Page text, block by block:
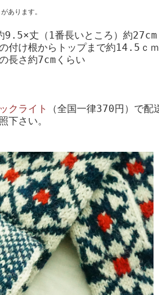
あります。
（1番長いところ）約27cm
トップまで約14.5ｃ
くらい
クライト
（全国一律370円）で配
下さい。